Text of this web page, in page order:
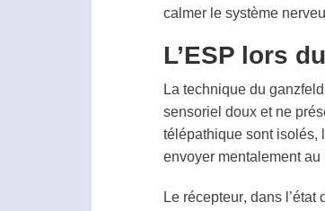
calmer le système
L’ESP lors
La technique du ganzfeld
sensoriel doux et ne
télépathique sont isolés,
envoyer mentalement au
Le récepteur, dans l’état